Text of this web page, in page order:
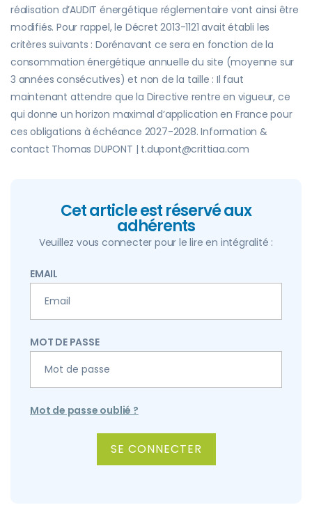
réalisation d’AUDIT énergétique réglementaire vont ainsi être
modifiés. Pour rappel, le Décret 2013-1121 avait établi les
critères suivants : Dorénavant ce sera en fonction de la
consommation énergétique annuelle du site (moyenne sur
3 années consécutives) et non de la taille : Il faut
maintenant attendre que la Directive rentre en vigueur, ce
qui donne un horizon maximal d’application en France pour
ces obligations à échéance 2027-2028. Information &
contact Thomas DUPONT | t.dupont@crittiaa.com
Cet article est réservé aux
adhérents
Veuillez vous connecter pour le lire en intégralité :
EMAIL
MOT DE PASSE
Mot de passe oublié ?